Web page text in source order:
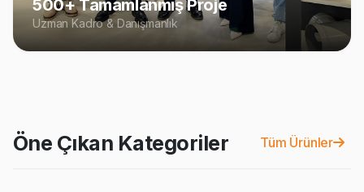
500+ Tamamlanmış Proje
Uzman Kadro & Danışmanlık
Öne Çıkan Kategoriler Tüm Ürünler